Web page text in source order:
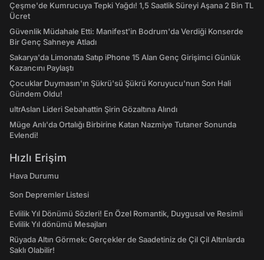
Çeşme'de Kumrucuya Tepki Yağdı! 1,5 Saatlik Süreyi Aşana 2 Bin TL
Ücret
Güvenlik Müdahale Etti: Manifest'in Bodrum'da Verdiği Konserde
Bir Genç Sahneye Atladı
Sakarya'da Limonata Satıp iPhone 15 Alan Genç Girişimci Günlük
Kazancını Paylaştı
Çocuklar Duymasın'ın Şükrü'sü Şükrü Koruyucu'nun Son Hali
Gündem Oldu!
ultrAslan Lideri Sebahattin Şirin Gözaltına Alındı
Müge Anlı'da Ortalığı Birbirine Katan Nazmiye Tutaner Sonunda
Evlendi!
Hızlı Erişim
Hava Durumu
Son Depremler Listesi
Evlilik Yıl Dönümü Sözleri! En Özel Romantik, Duygusal ve Resimli
Evlilik Yıl dönümü Mesajları
Rüyada Altın Görmek: Gerçekler de Saadetiniz de Çil Çil Altınlarda
Saklı Olabilir!